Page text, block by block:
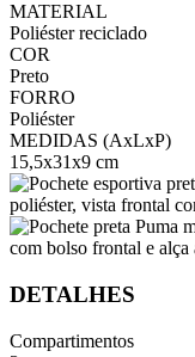
MATERIAL
Poliéster reciclado
COR
Preto
FORRO
Poliéster
MEDIDAS (AxLxP)
15,5x31x9 cm
DETALHES
Compartimentos